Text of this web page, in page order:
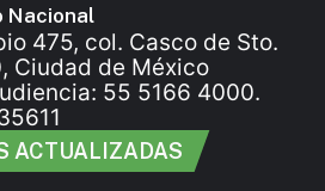
Nacional
475, col. Casco de Sto.
Ciudad de México
55 5166 4000.
ACTUALIZADAS